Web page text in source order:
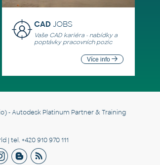
CADJOBS
Vaše CAD kariéra - nabídky a
poptávky pracovních pozic
Více info
- Autodesk Platinum Partner & Training
tel. +420 910 970 111